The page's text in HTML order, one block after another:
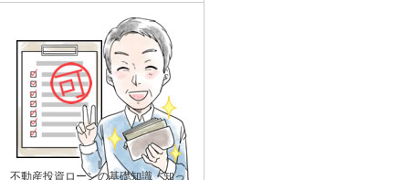
不動産投資ローンの基礎知識・知っ